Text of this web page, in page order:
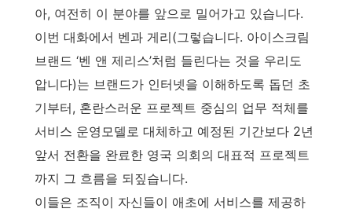
아, 여전히 이 분야를 앞으로 밀어가고 있습니다.
이번 대화에서 벤과 게리(그렇습니다. 아이스크림
브랜드 ‘벤 앤 제리스’처럼 들린다는 것을 우리도
압니다)는 브랜드가 인터넷을 이해하도록 돕던 초
기부터, 혼란스러운 프로젝트 중심의 업무 적체를
서비스 운영모델로 대체하고 예정된 기간보다 2년
앞서 전환을 완료한 영국 의회의 대표적 프로젝트
까지 그 흐름을 되짚습니다.
이들은 조직이 자신들이 애초에 서비스를 제공하